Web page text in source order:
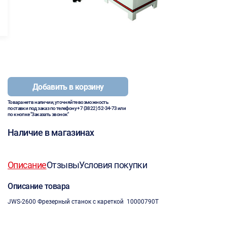
Добавить в корзину
Товара нет в наличии, уточняйте возможность
поставки под заказ по телефону+7 (3822) 52-34-73или
по кнопке "Заказать звонок"
Наличие в магазинах
ОписаниеОтзывыУсловия покупки
Описание товара
JWS-2600 Фрезерный станок c кареткой 10000790T